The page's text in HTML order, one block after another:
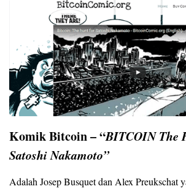
Komik Bitcoin – “BITCOIN The
Satoshi Nakamoto”
Adalah Josep Busquet dan Alex Preukschat